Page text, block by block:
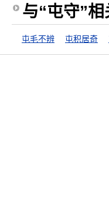
与“屯守”
屯毛不辨 屯积居奇